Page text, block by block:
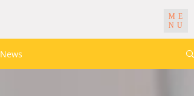
ME
NU
News